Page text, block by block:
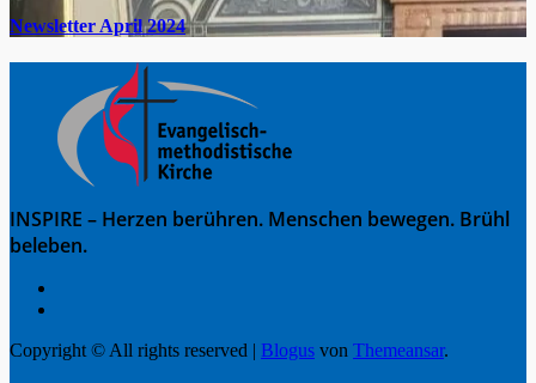
Newsletter April 2024
INSPIRE – Herzen berühren. Menschen bewegen. Brühl
beleben.
Copyright © All rights reserved | Blogus von Themeansar.